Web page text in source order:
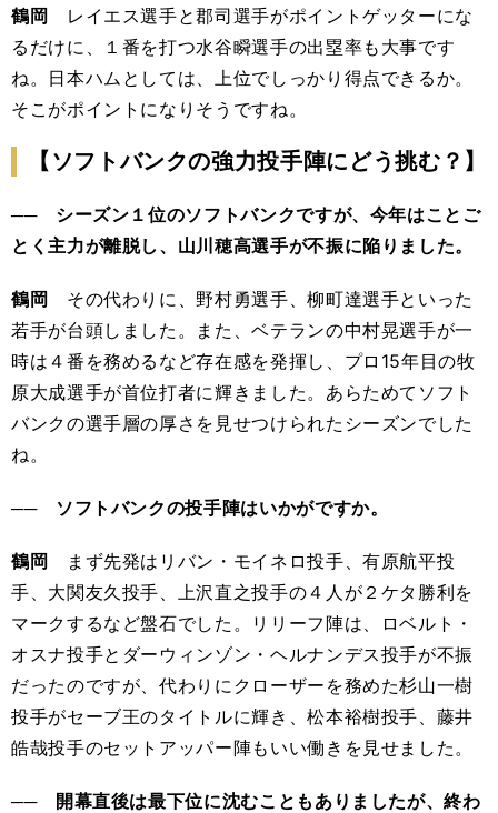
鶴岡
レイエス選手と郡司選手がポイントゲッターにな
るだけに、１番を打つ水谷瞬選手の出塁率も大事です
ね。日本ハムとしては、上位でしっかり得点できるか。
そこがポイントになりそうですね。
【ソフトバンクの強力投手陣にどう挑む？】
── シーズン１位のソフトバンクですが、今年はことご
とく主力が離脱し、山川穂高選手が不振に陥りました。
鶴岡
その代わりに、野村勇選手、柳町達選手といった
若手が台頭しました。また、ベテランの中村晃選手が一
時は４番を務めるなど存在感を発揮し、プロ15年目の牧
原大成選手が首位打者に輝きました。あらためてソフト
バンクの選手層の厚さを見せつけられたシーズンでした
ね。
── ソフトバンクの投手陣はいかがですか。
鶴岡
まず先発はリバン・モイネロ投手、有原航平投
手、大関友久投手、上沢直之投手の４人が２ケタ勝利を
マークするなど盤石でした。リリーフ陣は、ロベルト・
オスナ投手とダーウィンゾン・ヘルナンデス投手が不振
だったのですが、代わりにクローザーを務めた杉山一樹
投手がセーブ王のタイトルに輝き、松本裕樹投手、藤井
皓哉投手のセットアッパー陣もいい働きを見せました。
── 開幕直後は最下位に沈むこともありましたが、終わ